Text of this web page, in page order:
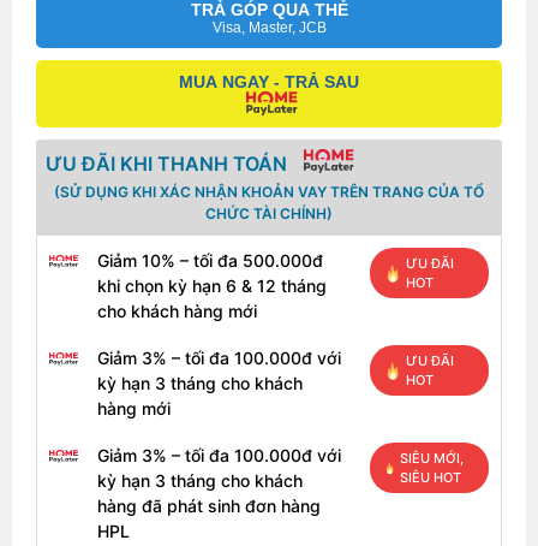
TRẢ GÓP QUA THẺ
Visa, Master, JCB
MUA NGAY - TRẢ SAU
ƯU ĐÃI KHI THANH TOÁN
(SỬ DỤNG KHI XÁC NHẬN KHOẢN VAY TRÊN TRANG CỦA TỔ
CHỨC TÀI CHÍNH)
Giảm 10% – tối đa 500.000đ
khi chọn kỳ hạn 6 & 12 tháng
cho khách hàng mới
ƯU ĐÃI
HOT
Giảm 3% – tối đa 100.000đ với
kỳ hạn 3 tháng cho khách
hàng mới
ƯU ĐÃI
HOT
Giảm 3% – tối đa 100.000đ với
kỳ hạn 3 tháng cho khách
hàng đã phát sinh đơn hàng
HPL
SIÊU MỚI,
SIÊU HOT